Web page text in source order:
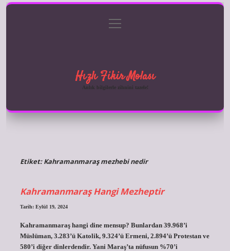
Gizlilik Politikası
menüyü
aç
Hızlı Fikir Molası
Anlık bilgilerle zihnini tazele!
Etiket:Kahramanmaraş mezhebi nedir
Kahramanmaraş Hangi Mezheptir
Tarih: Eylül 19, 2024
Kahramanmaraş hangi dine mensup? Bunlardan 39.968’i
Müslüman, 3.283’ü Katolik, 9.324’ü Ermeni, 2.894’ü Protestan ve
580’i diğer dinlerdendir. Yani Maraş’ta nüfusun %70’i